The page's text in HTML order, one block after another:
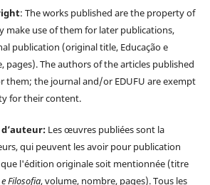
: The works published are the property of
make use of them for later publications,
publication (original title, Educação e
pages). The authors of the articles published
them; the journal and/or EDUFU are exempt
for their content.
Les œuvres publiées sont la
qui peuvent les avoir pour publication
l'édition originale soit mentionnée (titre
Filosofia, volume, nombre, pages). Tous les